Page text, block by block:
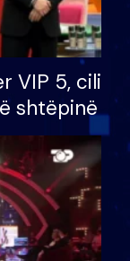
VIP 5, cili
shtëpinë